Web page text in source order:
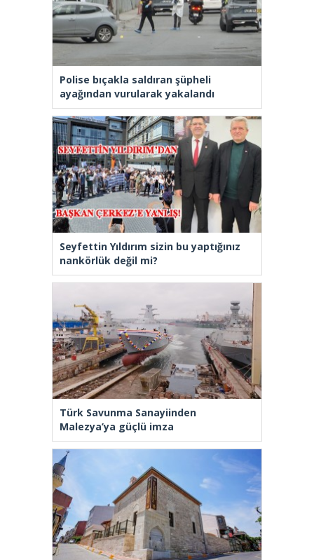
Polise bıçakla saldıran şüpheli
ayağından vurularak yakalandı
Seyfettin Yıldırım sizin bu yaptığınız
nankörlük değil mi?
Türk Savunma Sanayiinden
Malezya’ya güçlü imza